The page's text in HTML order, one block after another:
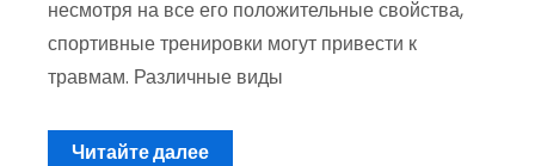
несмотря на все его положительные свойства,
спортивные тренировки могут привести к
травмам. Различные виды
Читайте далее